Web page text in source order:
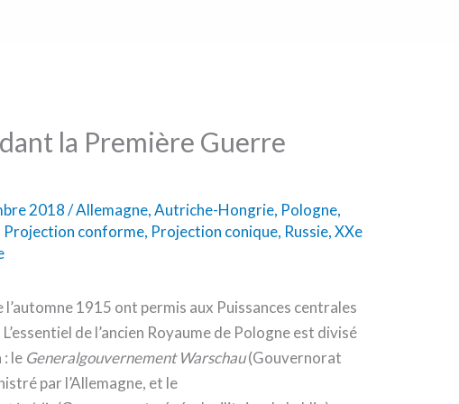
la Première Guerre
2018/Allemagne,Autriche-Hongrie, Pologne,
Projection conforme, Projection conique, Russie,XXe
l’automne 1915 ont permis aux Puissances centrales
L’essentiel de l’ancien Royaume de Pologne est divisé
: le Generalgouvernement Warschau(Gouvernorat
par l’Allemagne, et le